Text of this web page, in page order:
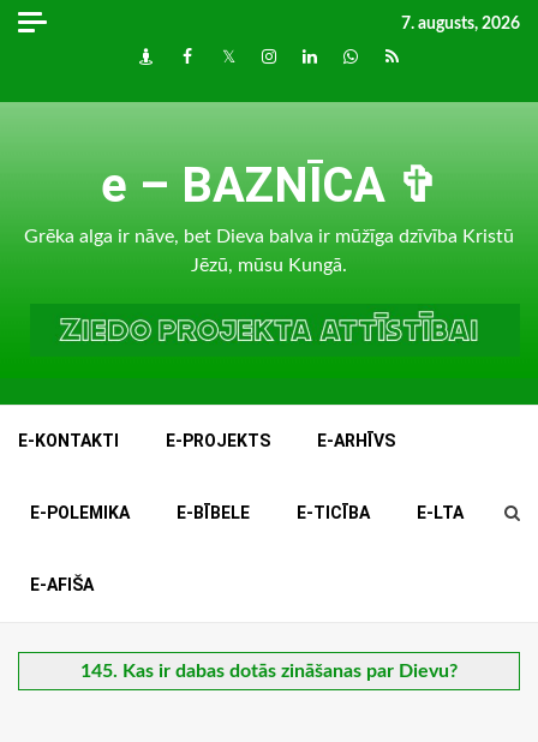
Skip
7. augusts, 2026
DraugiemFacebook
TwitterInstagram
LinkedInwhatsapp
RSS
e – BAZNĪCA ✞
Grēka alga ir nāve, bet Dieva balva ir mūžīga dzīvība Kristū
Jēzū, mūsu Kungā.
E-KONTAKTI E-PROJEKTS E-ARHĪVS
E-POLEMIKA E-BĪBELE E-TICĪBA E-LTA
E-AFIŠA
145. Kas ir dabas dotās zināšanas par Dievu?